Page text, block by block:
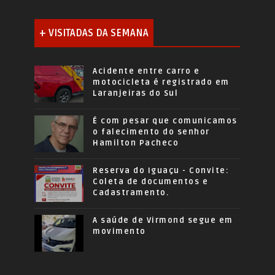
+ VISITADAS DA SEMANA
Acidente entre carro e
motocicleta é registrado em
Laranjeiras do Sul
É com pesar que comunicamos
o falecimento do senhor
Hamilton Pacheco
Reserva do Iguaçu - Convite:
Coleta de documentos e
Cadastramento.
A saúde de Virmond segue em
movimento